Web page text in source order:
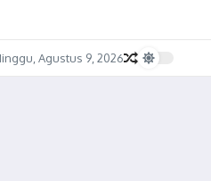
Agustus 9, 2026